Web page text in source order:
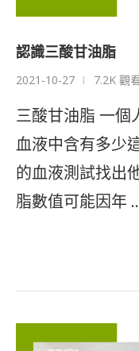
認識三酸甘油脂
2021-10-27 7.2K 觀
三酸甘油脂 一個
血液中含有多少
的血液測試找出
脂數值可能因年